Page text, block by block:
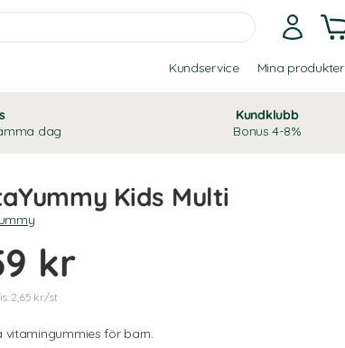
Kundservice Mina produkter
dag
Kundklubb
Bonus 4-8%
Kids Multi
kr
2,65 kr/st
vitamingummies för barn.